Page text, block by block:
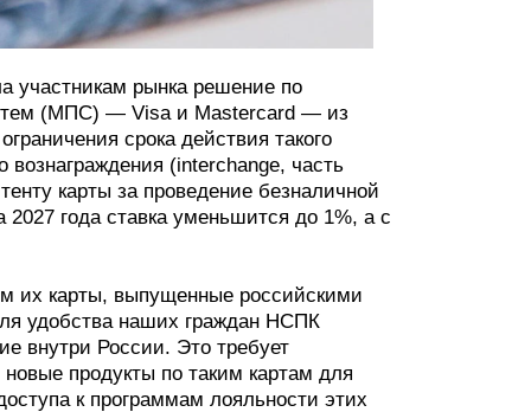
участникам рынка решение по
(МПС) — Visa и Mastercard — из
срока действия такого
вознаграждения (interchange, часть
карты за проведение безналичной
года ставка уменьшится до 1%, а с
их карты, выпущенные российскими
удобства наших граждан НСПК
внутри России. Это требует
продукты по таким картам для
к программам лояльности этих